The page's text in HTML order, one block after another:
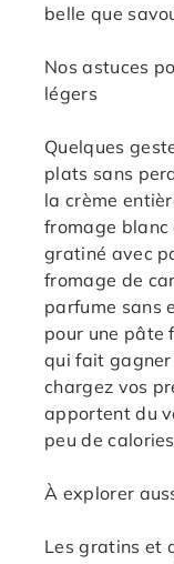
belle que
Nos astuces
légers
Quelques
plats sans
la crème
fromage blanc
gratiné avec
fromage de
parfume sans
pour une pâte
qui fait gagner
chargez vos
apportent du
peu de
À explorer
Les gratins et